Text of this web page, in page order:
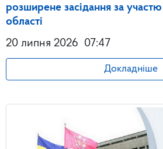
розширене засідання за
області
20 липня 2026 07:47
Докладніше